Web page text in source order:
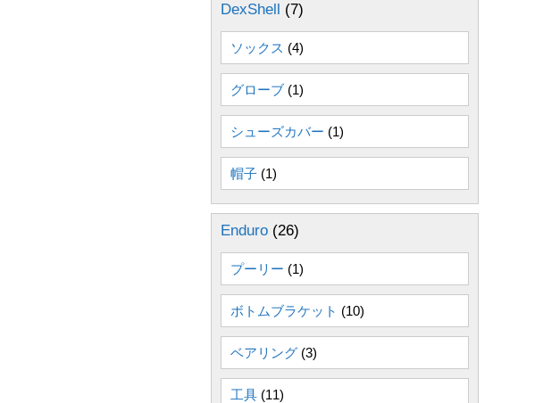
DexShell (7)
ソックス (4)
グローブ (1)
シューズカバー (1)
帽子 (1)
Enduro (26)
プーリー (1)
ボトムブラケット (10)
ベアリング (3)
工具 (11)